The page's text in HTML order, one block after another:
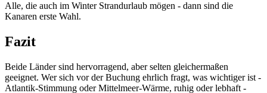
Alle, die auch im Winter Strandurlaub mögen - dann sind die
Kanaren erste Wahl.
Fazit
Beide Länder sind hervorragend, aber selten gleichermaßen
geeignet. Wer sich vor der Buchung ehrlich fragt, was wichtiger ist -
Atlantik-Stimmung oder Mittelmeer-Wärme, ruhig oder lebhaft -